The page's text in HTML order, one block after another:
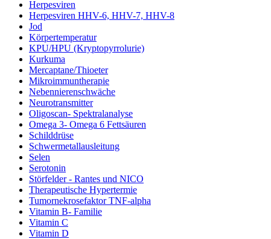
Herpesviren
Herpesviren HHV-6, HHV-7, HHV-8
Jod
Körpertemperatur
KPU/HPU (Kryptopyrrolurie)
Kurkuma
Mercaptane/Thioeter
Mikroimmuntherapie
Nebennierenschwäche
Neurotransmitter
Oligoscan- Spektralanalyse
Omega 3- Omega 6 Fettsäuren
Schilddrüse
Schwermetallausleitung
Selen
Serotonin
Störfelder - Rantes und NICO
Therapeutische Hypertermie
Tumornekrosefaktor TNF-alpha
Vitamin B- Familie
Vitamin C
Vitamin D